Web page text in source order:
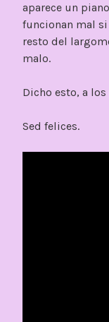
aparece un
funcionan mal
resto del
malo.
Dicho esto, a
Sed felices.